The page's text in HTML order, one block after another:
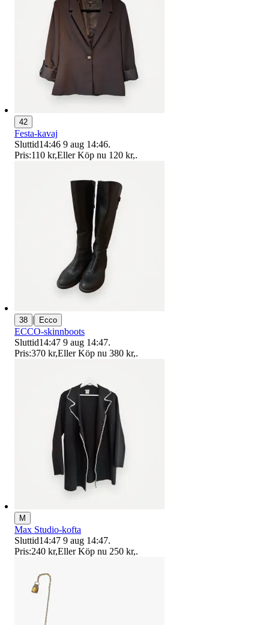
42
Festa-kavaj
Sluttid14:46 9 aug 14:46.
Pris:110 kr,Eller Köp nu 120 kr,.
38 | Ecco
ECCO-skinnboots
Sluttid14:47 9 aug 14:47.
Pris:370 kr,Eller Köp nu 380 kr,.
M
Max Studio-kofta
Sluttid14:47 9 aug 14:47.
Pris:240 kr,Eller Köp nu 250 kr,.